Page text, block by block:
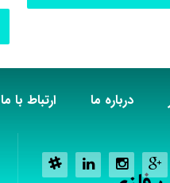
درباره ما ارتباط با ما